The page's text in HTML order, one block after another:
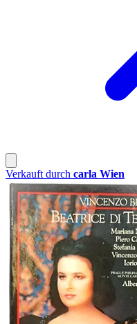
Verkauft durch carla Wien